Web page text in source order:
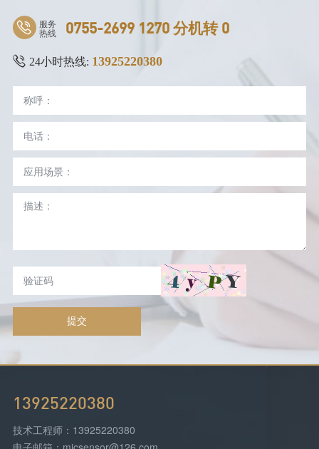
服务
热线 0755-2699 1270 分机转 0
24小时热线: 13925220380
提交
13925220380
技术工程师：13925220380